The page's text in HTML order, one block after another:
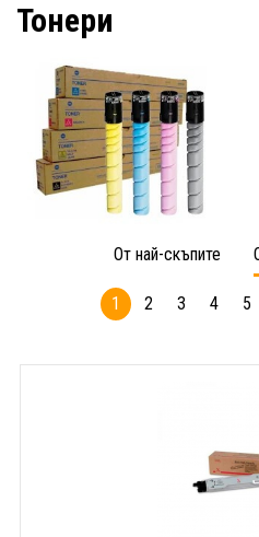
Тонери
От най-скъпите
1 2 3 4 5